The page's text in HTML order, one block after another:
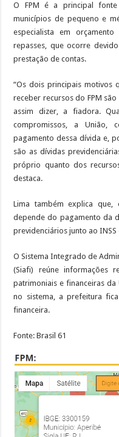
O FPM é a principal
municípios de pequeno e
especialista em
repasses, que ocorre
prestação de contas.
“Os dois principais motivos
receber recursos do FPM
assim dizer, a fiadora.
compromissos, a União,
pagamento dessa dívida e,
são as dívidas
próprio quanto dos
destaca.
Lima também explica que,
depende do pagamento da
previdenciários junto ao
O Sistema Integrado de
(Siafi) reúne informações
patrimoniais e financeiras
no sistema, a prefeitura
financeira.
Fonte: Brasil 61